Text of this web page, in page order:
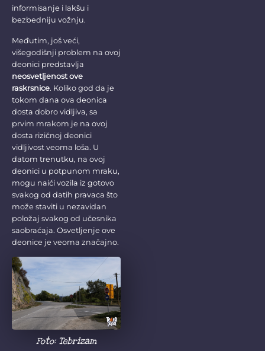
informisanje i lakšu i
bezbedniju vožnju.
Međutim, još veći,
višegodišnji problem na ovoj
deonici predstavlja
neosvetljenost ove
raskrsnice. Koliko god da je
tokom dana ova deonica
dosta dobro vidljiva, sa
prvim mrakom je na ovoj
dosta rizičnoj deonici
vidljivost veoma loša. U
datom trenutku, na ovoj
deonici u potpunom mraku,
mogu naići vozila iz gotovo
svakog od datih pravaca što
može staviti u nezavidan
položaj svakog od učesnika
saobraćaja. Osvetljenje ove
deonice je veoma značajno.
Foto: Tebrizam